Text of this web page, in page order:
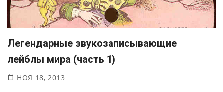
Легендарные звукозаписывающие
лейблы мира (часть 1)
НОЯ 18, 2013